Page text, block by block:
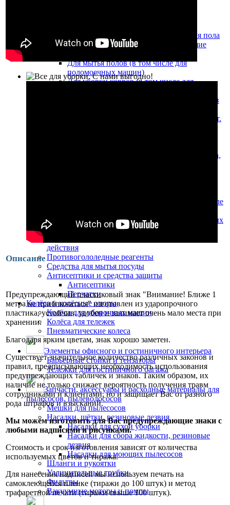
Моющие и дезинфицирующие средства для пола
Антисептические и дезинфицирующие
Для мытья полов (в том числе для
поломоечных машин)
Для уборки ковров (в том числе для
Химические средства для обработки полов
Моющие средства для туалетов и ванных комнат.
Щелочные моющие средства для удаления масла,
Моющие средства для чистки ковров (в том числе
Низкопенные моющие средства для поломоечных
машин
действия
Противогололедные реагенты
Средства для мытья посуды
Антисептики и средства защиты
Антисептики
Перчатки
Колёса и колёсные опоры
Колёса для уборочных машин
Колёса для тележек
Пневматические колеса
Элементы офисного и гостиничного интерьера
Барьерные стойки и тензаторы
Тележки для гостиничного багажа
Запчасти, аксессуары и расходные материалы для
пылесосов, пылеводососов
Мешки для пылесосов
Насадки, щётки, резиновые лезвия
Насадки для сухой уборки
Насадки для сбора жидкости, резиновые
лезвия
Насадки для моющих пылесосов
Шланги и рукоятки
Удлинительные трубки
Фильтры
Вакуумные моторы и помпы
Описание
Предупреждающий пластиковый знак "Внимание! Ближе 1
метра не приближаться" изготовлен из ударопрочного
пластика, устойчив, удобен и занимает очень мало места при
хранении.
Благодаря ярким цветам, знак хорошо заметен.
Существует значительное количество различных законов и
правил, предписывающих необходимость использования
предупреждающих табличек и знаков. Таким образом, их
наличие не только снижает вероятность получения травм
сотрудниками и клиентами, но и защищает Вас от разного
рода штрафов и взысканий.
Мы можем изготовить для Вас предупреждающие знаки с
любыми надписями и рисунками.
Стоимость и срок изготовления зависят от количества
используемых цветов и тиража.
Для нанесения надписей мы используем печать на
самоклеющейся пленке (тиражи до 100 штук) и метод
трафаретной печати (тиражи свыше 100 штук).